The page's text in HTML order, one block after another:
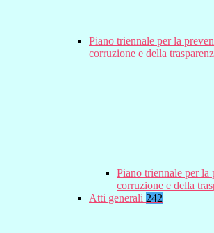
Piano triennale per la
corruzione e della
Piano triennale per la
corruzione e della
Atti generali 242